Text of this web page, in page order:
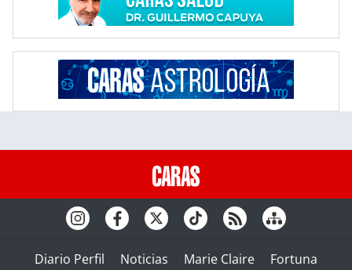
Diario Perfil Noticias Marie Claire Fortuna